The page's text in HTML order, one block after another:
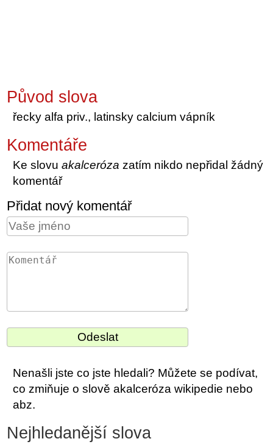
Původ slova
řecky alfa priv., latinsky calcium vápník
Komentáře
Ke slovuakalceróza zatím nikdo nepřidal žádný
komentář
Přidat nový komentář
Nenašli jste co jste hledali? Můžete se podívat,
co zmiňuje o slově akalceróza wikipedie nebo
abz.
Nejhledanější slova